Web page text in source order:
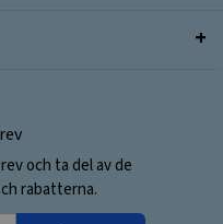
och ta del av de
rabatterna.